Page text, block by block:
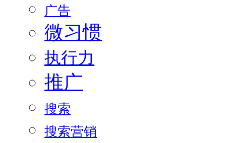
广告
微习惯
执行力
推广
搜索
搜索营销